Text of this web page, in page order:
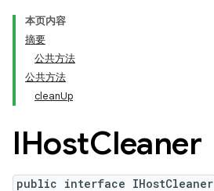
本页内容
摘要
公共方法
公共方法
cleanUp
IHostCleaner
public interface IHostCleaner